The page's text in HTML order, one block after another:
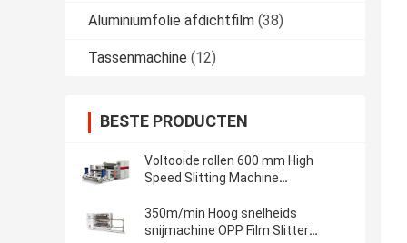
Aluminiumfolie afdichtfilm (38)
Tassenmachine (12)
BESTE PRODUCTEN
Voltooide rollen 600 mm High
Speed Slitting Machine
wikkeling machine
350m/min Hoog snelheids
snijmachine OPP Film Slitter